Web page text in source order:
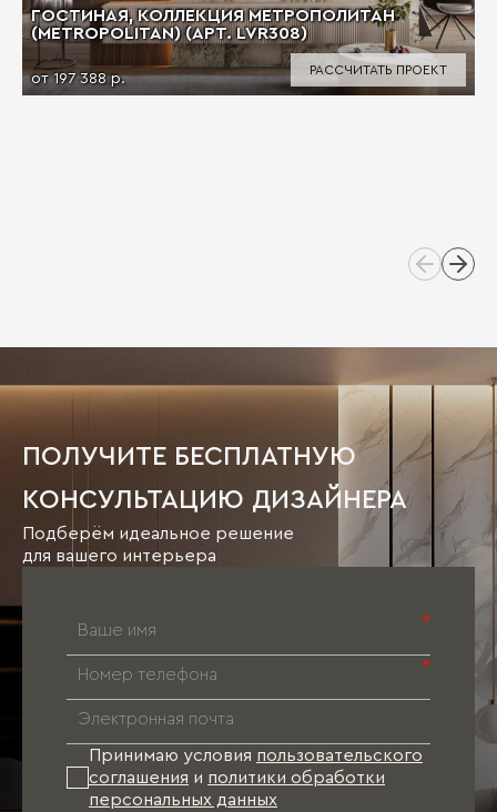
ГОСТИНАЯ, КОЛЛЕКЦИЯ МЕТРОПОЛИТАН
(METROPOLITAN) (АРТ. LVR308)
от 197 388 р.
РАССЧИТАТЬ ПРОЕКТ
ПОЛУЧИТЕ БЕСПЛАТНУЮ
КОНСУЛЬТАЦИЮ ДИЗАЙНЕРА
Подберём идеальное решение
для вашего интерьера
*
*
Принимаю условия пользовательского
соглашения и политики обработки
персональных данных